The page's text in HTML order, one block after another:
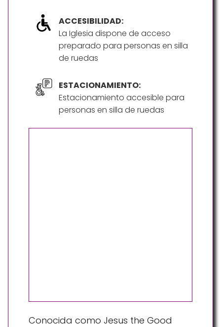
ACCESIBILIDAD:
La Iglesia dispone de acceso
preparado para personas en silla
de ruedas
ESTACIONAMIENTO:
Estacionamiento accesible para
personas en silla de ruedas
Conocida como Jesus the Good